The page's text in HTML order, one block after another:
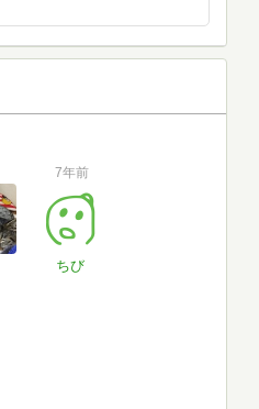
7年前
ちび